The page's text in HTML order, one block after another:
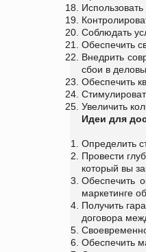
Использовать
Соблюдать
Обеспечить
Внедрить
сбои в
Обеспечить
Увеличить
Идеи для
Определить
Провести
который вы
Обеспечить
маркетинге
Получить
договора
Обеспечить